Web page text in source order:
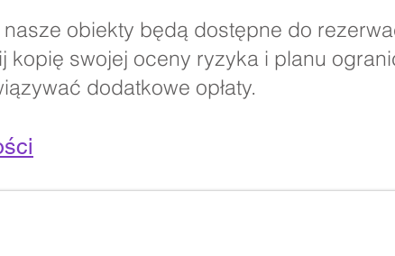
obiekty będą dostępne do
swojej oceny ryzyka i planu
dodatkowe opłaty.